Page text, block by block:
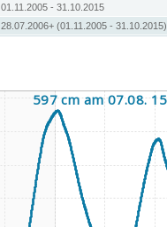
01.11.2005 - 31.10.2015
28.07.2006+ (01.11.2005 - 31.10.2015)